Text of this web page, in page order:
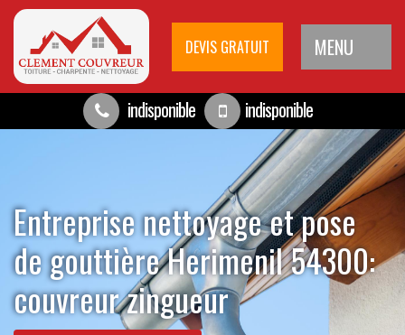
DEVIS GRATUIT MENU
indisponible indisponible
Entreprise nettoyage et pose
de gouttière Herimenil 54300:
couvreur zingueur